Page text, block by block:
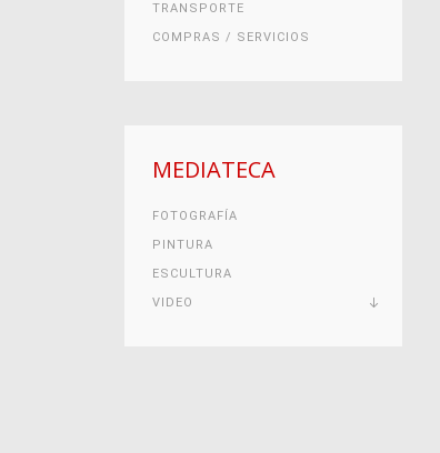
TRANSPORTE
COMPRAS / SERVICIOS
MEDIATECA
FOTOGRAFÍA
PINTURA
ESCULTURA
VIDEO